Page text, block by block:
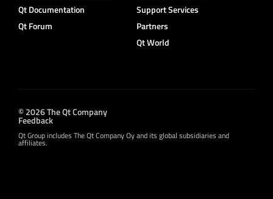
Qt Documentation
Qt Forum
Support Services
Partners
Qt World
© 2026 The Qt Company
Feedback
Qt Group includes The Qt Company Oy and its global subsidiaries and
affiliates.